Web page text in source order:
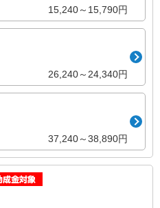
15,240～15,790円
26,240～24,340円
37,240～38,890円